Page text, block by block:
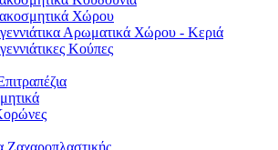
Χώρου
Αρωματικά Χώρου - Κεριά
Κούπες
Ζαχαροπλαστικής